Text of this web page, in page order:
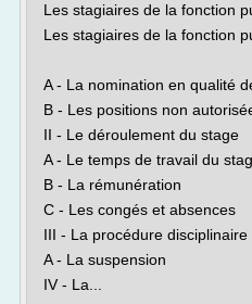
Les stagiaires de la fonction
Les stagiaires de la fonction
A - La nomination en qualité
B - Les positions non
II - Le déroulement du stage
A - Le temps de travail du
B - La rémunération
C - Les congés et absences
III - La procédure
A - La suspension
IV - La...